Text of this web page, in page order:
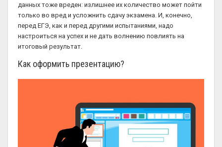
данных тоже вреден: излишнее их количество может пойти
только во вред и усложнить сдачу экзамена. И, конечно,
перед ЕГЭ, как и перед другими испытаниями, надо
настроиться на успех и не дать волнению повлиять на
итоговый результат.
Как оформить презентацию?